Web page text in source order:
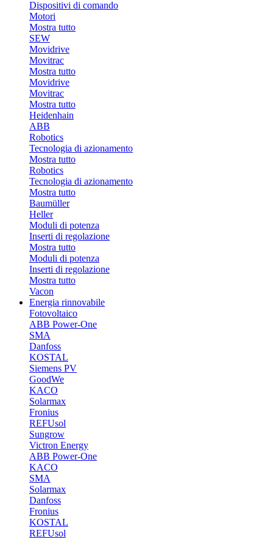
Dispositivi di comando
Motori
Mostra tutto
SEW
Movidrive
Movitrac
Mostra tutto
Movidrive
Movitrac
Mostra tutto
Heidenhain
ABB
Robotics
Tecnologia di azionamento
Mostra tutto
Robotics
Tecnologia di azionamento
Mostra tutto
Baumüller
Heller
Moduli di potenza
Inserti di regolazione
Mostra tutto
Moduli di potenza
Inserti di regolazione
Mostra tutto
Vacon
Energia rinnovabile
Fotovoltaico
ABB Power-One
SMA
Danfoss
KOSTAL
Siemens PV
GoodWe
KACO
Solarmax
Fronius
REFUsol
Sungrow
Victron Energy
ABB Power-One
KACO
SMA
Solarmax
Danfoss
Fronius
KOSTAL
REFUsol